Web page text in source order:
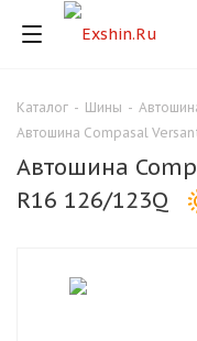
Каталог - Шины -
Автошина Compasal
Автошина
R16 126/123Q
Для клиентов всех
Разбейте
оплатуна